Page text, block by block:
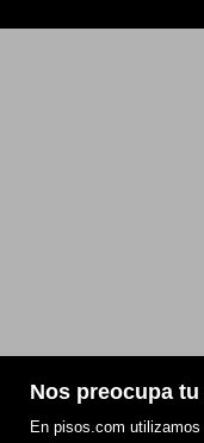
Nos preocupa
En pisos.com